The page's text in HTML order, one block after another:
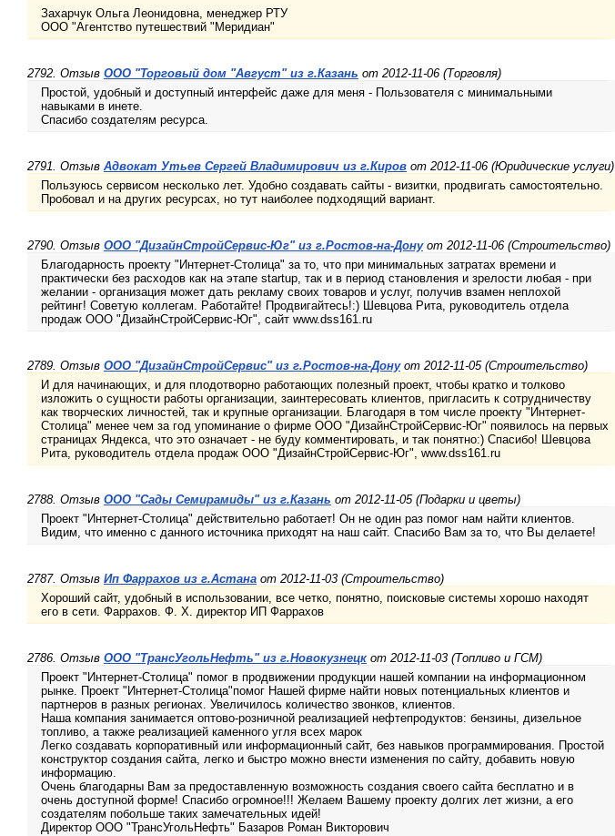
Захарчук Ольга Леонидовна, менеджер РТУ
ООО "Агентство путешествий "Меридиан"
2792. Отзыв ООО "Торговый дом "Август" из г.Казань от 2012-11-06 (Торговля)
Простой, удобный и доступный интерфейс даже для меня - Пользователя с минимальными
навыками в инете.
Спасибо создателям ресурса.
2791. Отзыв Адвокат Утьев Сергей Владимирович из г.Киров от 2012-11-06 (Юридические услуги)
Пользуюсь сервисом несколько лет. Удобно создавать сайты - визитки, продвигать самостоятельно.
Пробовал и на других ресурсах, но тут наиболее подходящий вариант.
2790. Отзыв ООО "ДизайнСтройСервис-Юг" из г.Ростов-на-Донуот 2012-11-06 (Строительство)
Благодарность проекту "Интернет-Столица" за то, что при минимальных затратах времени и
практически без расходов как на этапе startup, так и в период становления и зрелости любая - при
желании - организация может дать рекламу своих товаров и услуг, получив взамен неплохой
рейтинг! Советую коллегам. Работайте! Продвигайтесь!:) Шевцова Рита, руководитель отдела
продаж ООО "ДизайнСтройСервис-Юг", сайт www.dss161.ru
2789. Отзыв ООО "ДизайнСтройСервис" из г.Ростов-на-Донуот 2012-11-05 (Строительство)
И для начинающих, и для плодотворно работающих полезный проект, чтобы кратко и толково
изложить о сущности работы организации, заинтересовать клиентов, пригласить к сотрудничеству
как творческих личностей, так и крупные организации. Благодаря в том числе проекту "Интернет-
Столица" менее чем за год упоминание о фирме ООО "ДизайнСтройСервис-Юг" появилось на первых
страницах Яндекса, что это означает - не буду комментировать, и так понятно:) Спасибо! Шевцова
Рита, руководитель отдела продаж ООО "ДизайнСтройСервис-Юг", www.dss161.ru
2788. Отзыв ООО "Сады Семирамиды" из г.Казань от 2012-11-05 (Подарки и цветы)
Проект "Интернет-Столица" действительно работает! Он не один раз помог нам найти клиентов.
Видим, что именно с данного источника приходят на наш сайт. Спасибо Вам за то, что Вы делаете!
2787. Отзыв Ип Фаррахов из г.Астана от 2012-11-03 (Строительство)
Хороший сайт, удобный в использовании, все четко, понятно, поисковые системы хорошо находят
его в сети. Фаррахов. Ф. Х. директор ИП Фаррахов
2786. Отзыв ООО "ТрансУгольНефть" из г.Новокузнецк от 2012-11-03 (Топливо и ГСМ)
Проект "Интернет-Столица" помог в продвижении продукции нашей компании на информационном
рынке. Проект "Интернет-Столица"помог Нашей фирме найти новых потенциальных клиентов и
партнеров в разных регионах. Увеличилось количество звонков, клиентов.
Наша компания занимается оптово-розничной реализацией нефтепродуктов: бензины, дизельное
топливо, а также реализацией каменного угля всех марок
Легко создавать корпоративный или информационный сайт, без навыков программирования. Простой
конструктор создания сайта, легко и быстро можно внести изменения по сайту, добавить новую
информацию.
Очень благодарны Вам за предоставленную возможность создания своего сайта бесплатно и в
очень доступной форме! Спасибо огромное!!! Желаем Вашему проекту долгих лет жизни, а его
создателям побольше таких замечательных идей!
Директор ООО "ТрансУгольНефть" Базаров Роман Викторович